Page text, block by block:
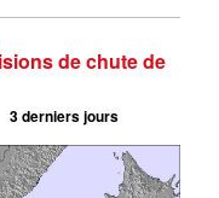
de chute de
3 derniers jours